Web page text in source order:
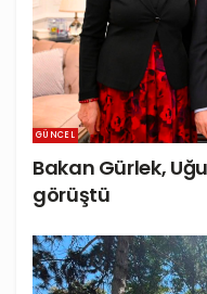
GÜNCEL
Bakan Gürlek,
görüştü